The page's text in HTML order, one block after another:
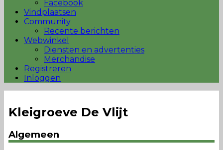
Facebook
Vindplaatsen
Community
Recente berichten
Webwinkel
Diensten en advertenties
Merchandise
Registreren
Inloggen
Kleigroeve De Vlijt
Algemeen